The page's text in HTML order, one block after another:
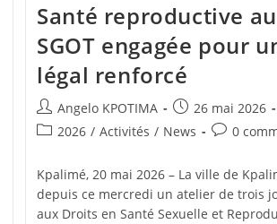
Santé reproductive
SGOT engagée pour
légal renforcé
Angelo KPOTIMA
26 mai 2026
2026 / Activités / News 0
Kpalimé, 20 mai 2026 – La ville de
depuis ce mercredi un atelier de trois
aux Droits en Santé Sexuelle et